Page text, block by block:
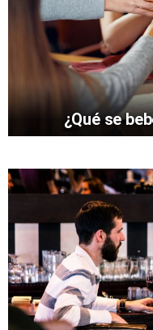
¿Qué se